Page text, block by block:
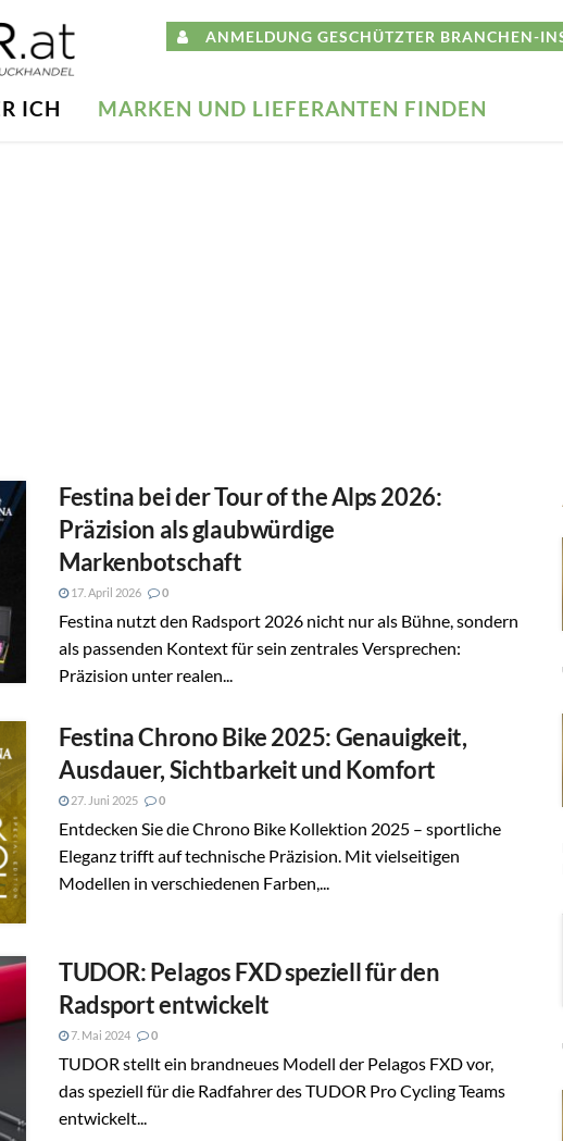
ANMELDUNG GESCHÜTZTER BRANCHEN-
ICH MARKEN UND LIEFERANTEN FINDEN
Festina bei der Tour of the Alps 2026:
Präzision als glaubwürdige
Markenbotschaft
17. April 2026 0
Festina nutzt den Radsport 2026 nicht nur als Bühne, sondern
als passenden Kontext für sein zentrales Versprechen:
Präzision unter realen...
Festina Chrono Bike 2025: Genauigkeit,
Ausdauer, Sichtbarkeit und Komfort
27. Juni 2025 0
Entdecken Sie die Chrono Bike Kollektion 2025 – sportliche
Eleganz trifft auf technische Präzision. Mit vielseitigen
Modellen in verschiedenen Farben,...
TUDOR: Pelagos FXD speziell für den
Radsport entwickelt
7. Mai 2024 0
TUDOR stellt ein brandneues Modell der Pelagos FXD vor,
das speziell für die Radfahrer des TUDOR Pro Cycling Teams
entwickelt...